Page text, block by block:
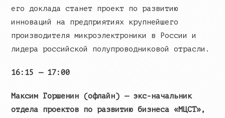
его доклада станет проект по развитию
инноваций на предприятиях крупнейшего
производителя микроэлектроники в России и
лидера российской полупроводниковой отрасли.
16:15 — 17:00
Максим Горшенин (офлайн) — экс-начальник
отдела проектов по развитию бизнеса «МЦСТ»,